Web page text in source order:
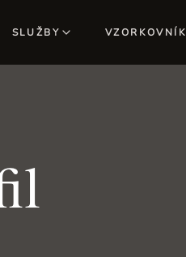
SLUŽBY
Predsieň na mieru
Vstavaná skriňa na mieru
VZORKOVNÍK